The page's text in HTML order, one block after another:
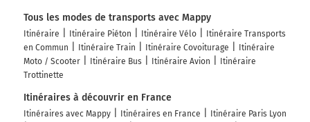
Tous les modes de transports avec Mappy
Itinéraire Itinéraire Piéton Itinéraire Vélo
Itinéraire Transports
en Commun
Itinéraire Train Itinéraire Covoiturage
Itinéraire
Moto / Scooter
Itinéraire Bus Itinéraire Avion
Itinéraire
Trottinette
Itinéraires à découvrir en France
Itinéraires avec Mappy Itinéraires en France
Itinéraire Paris Lyon